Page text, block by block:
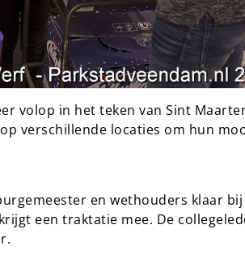
volop in het teken van Sint
verschillende locaties om hun
en wethouders klaar
een traktatie mee. De